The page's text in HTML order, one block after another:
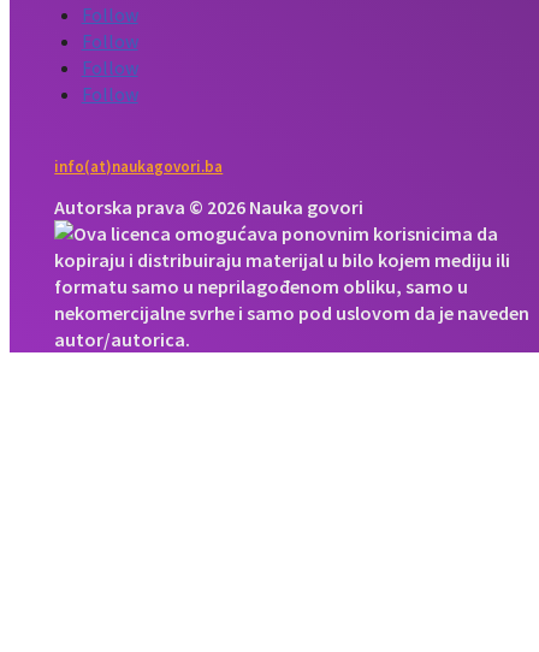
Follow
Follow
Follow
Follow
info(at)naukagovori.ba
Autorska prava © 2026 Nauka govori